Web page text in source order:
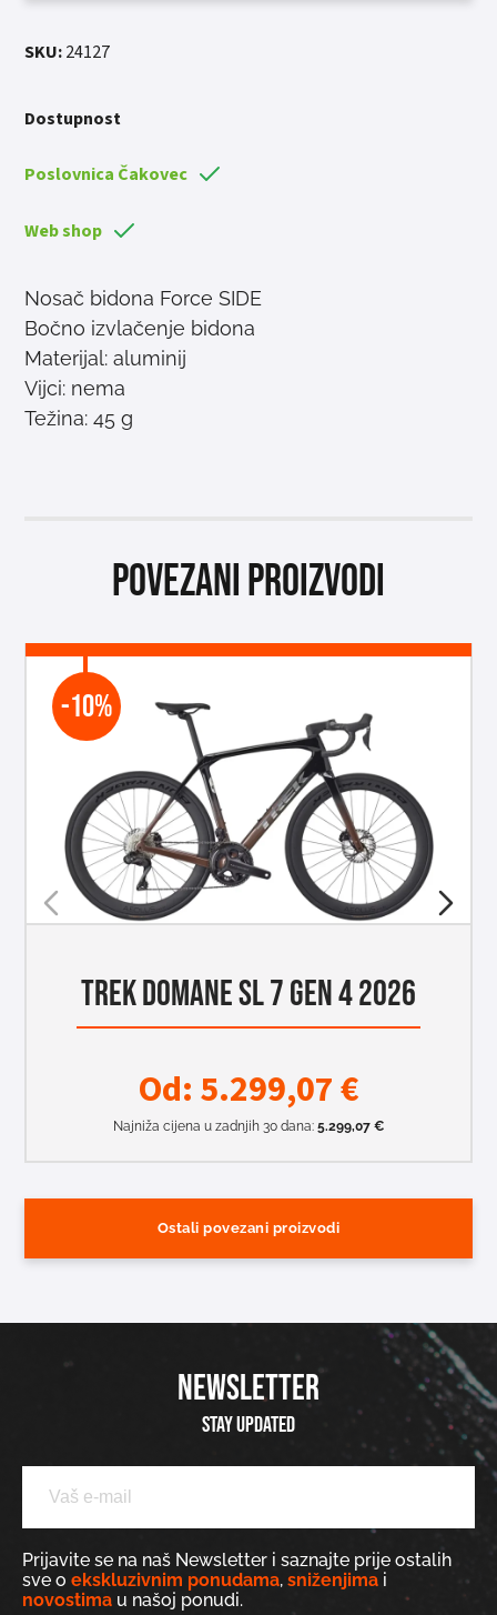
količina
SKU:24127
Dostupnost
Poslovnica Čakovec
Web shop
Nosač bidona Force SIDE
Bočno izvlačenje bidona
Materijal: aluminij
Vijci: nema
Težina: 45 g
Povezani proizvodi
-10%
TREK DOMANE SL 7 GEN 4 2026
Od:5.299,07€
Najniža cijena u zadnjih 30 dana: 5.299,07 €
Ostali povezani proizvodi
NEWSLETTER
Stay updated
Prijavite se na naš Newsletter i saznajte prije ostalih
sve o ekskluzivnim ponudama, sniženjima i
novostima u našoj ponudi.